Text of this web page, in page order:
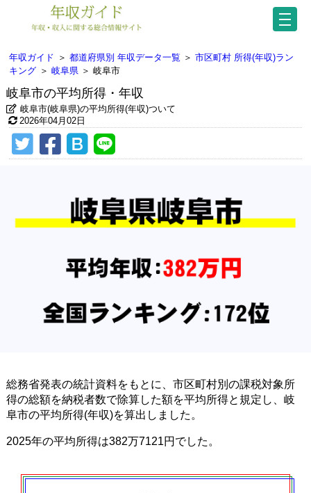
年収ガイド ＞ 都道府県別 年収データ一覧 ＞ 市区町村 所得(年収)ラン
キング ＞ 岐阜県 ＞ 岐阜市
岐阜市の平均所得・年収
岐阜市(岐阜県)の平均所得(年収)ついて
2026年04月02日
総務省発表の統計資料をもとに、市区町村別の課税対象所
得の総額を納税者数で除算した額を平均所得と規定し、岐
阜市の平均所得(年収)を算出しました。
2025年の平均所得は382万7121円でした。